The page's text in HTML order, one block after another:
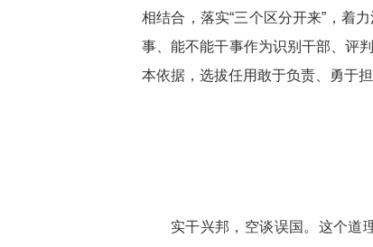
相结合，落实“三个区分开来”，着
事、能不能干事作为识别干部、评
本依据，选拔任用敢于负责、勇于
实干兴邦，空谈误国。这个道